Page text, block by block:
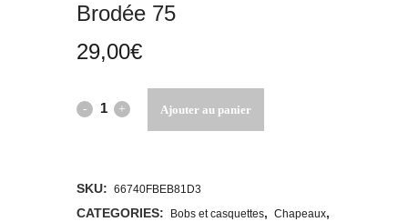
Brodée 75
29,00€
Casquette
brodée
Ajouter au panier
SKU: 66740FBEB81D3
CATEGORIES: Bobs et casquettes, Chapeaux,